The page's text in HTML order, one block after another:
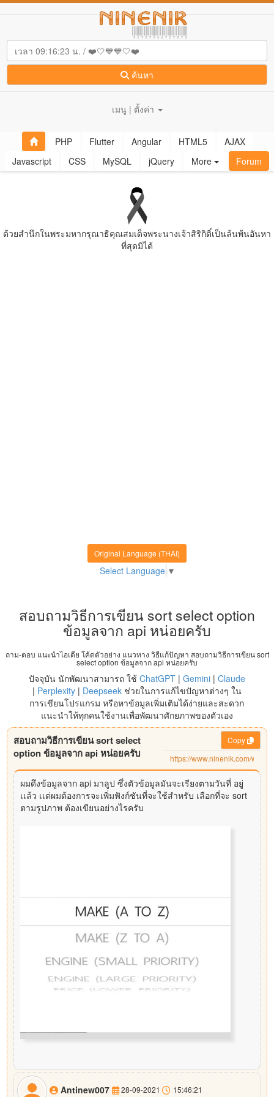
ค้นหา
เมนู | ตั้งค่า
PHP Flutter Angular HTML5
AJAX
Javascript
CSS MySQL jQuery More Forum
ด้วยสํานึกในพระมหากรุณาธิคุณสมเด็จพระนางเจ้าสิริกิติ์เป็นล้นพ้นอันหา
ที่สุดมิได้
Original Language (THAI)
Select Language ▼
สอบถามวิธีการเขียน sort select option
ข้อมูลจาก api หน่อยครับ
ถาม-ตอบ แนะนำไอเดีย โค้ดตัวอย่าง แนวทาง วิธีแก้ปัญหา สอบถามวิธีการเขียน sort
select option ข้อมูลจาก api หน่อยครับ
ปัจจุบัน นักพัฒนาสามารถ ใช้ ChatGPT| Gemini| Claude
| Perplexity| Deepseekช่วยในการแก้ไขปัญหาต่างๆ ใน
การเขียนโปรแกรม หรือหาข้อมูลเพิ่มเติมได้ง่ายและสะดวก
แนะนำให้ทุกคนใช้งานเพื่อพัฒนาศักยภาพของตัวเอง
สอบถามวิธีการเขียน sort select
option ข้อมูลจาก api หน่อยครับ
Copy
ผมดึงข้อมูลจาก api มาลูป ซึ่งตัวข้อมูลมันจะเรียงตามวันที่ อยู่
เเล้ว เเต่ผมต้องการจะเพิ่มฟังก์ชันที่จะใช้สำหรับ เลือกที่จะ sort
ตามรูปภาพ ต้องเขียนอย่างไรครับ
Antinew007 28-09-2021 15:46:21